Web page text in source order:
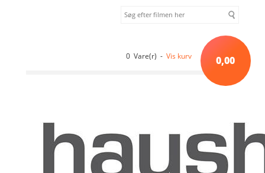
0 Vare(r) - Vis kurv 0,00
11'09''01 - September 11 (2002) [DVD]